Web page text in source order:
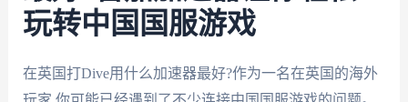
玩转中国国服游戏
在英国打Dive用什么加速器最好?作为一名在英国的海外